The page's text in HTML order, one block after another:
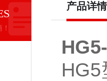
产品详情
HG5